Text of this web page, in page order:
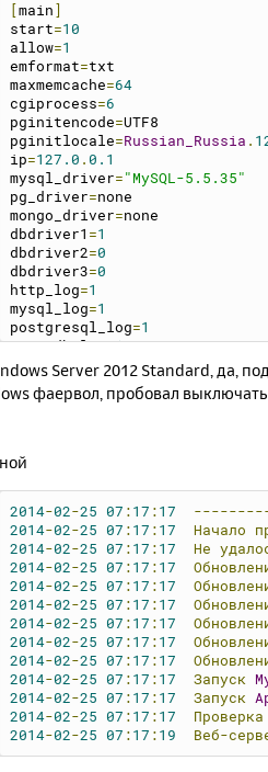
main
start=10
allow=1
emformat=txt
maxmemcache=64
cgiprocess=6
pginitencode=UTF8
pginitlocale=Russian_Russia .
ip=127.0 . 0.1
mysql_driver= "MySQL-5.5.35"
pg_driver=none
mongo_driver=none
dbdriver1 =1
dbdriver2=0
dbdriver3=0
http_log=1
mysql_log=1
postgresql_log=1
mongodb_log=1
dns_log= 1
debugmail=1
httpdriver
dnsdriver=none
httpcharset = notset
logreadsize = 256
showversion = 0
astart=1
crdisk=0
crpath=0
crdomain=0
showfvr=0
showprogs=
hdomains=0
balloon=1
favorite=0
showswitch
1
debugmode=1
Server 2012 Standard, да,
фаервол, пробовал
2014-02-25 07 : 17 : 17
2014-02-25 07 : 17 : 17 Начало
2014-02-25 07 : 17 : 17 Не
2014-02-25 07 : 17 : 17
2014-02-25 07 : 17 : 17
2014-02-25 07 : 17 : 17
2014-02-25 07 : 17 : 17
2014-02-25 07 : 17 : 17
2014-02-25 07 : 17 : 17
2014-02-25 07 : 17 : 17 Запуск
2014-02-25 07 : 17 : 17 Запуск
2014-02-25 07 : 17 : 17 Проверка
2014-02-25 07 : 17 : 19 Веб-